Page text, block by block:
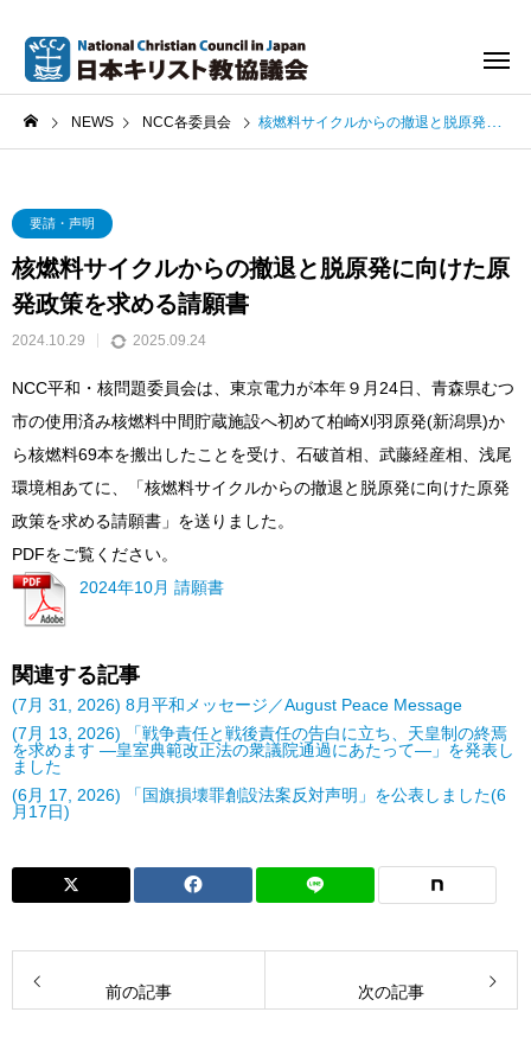
NEWS NCC各委員会 核燃料サイクルからの撤退と脱原発に向けた原発政策を求める請願書
要請・声明
核燃料サイクルからの撤退と脱原発に向けた原
発政策を求める請願書
2024.10.29 2025.09.24
NCC平和・核問題委員会は、東京電力が本年９月24日、青森県むつ
市の使用済み核燃料中間貯蔵施設へ初めて柏崎刈羽原発(新潟県)か
ら核燃料69本を搬出したことを受け、石破首相、武藤経産相、浅尾
環境相あてに、「核燃料サイクルからの撤退と脱原発に向けた原発
政策を求める請願書」を送りました。
PDFをご覧ください。
2024年10月 請願書
関連する記事
(7月 31, 2026) 8月平和メッセージ／August Peace Message
(7月 13, 2026) 「戦争責任と戦後責任の告白に立ち、天皇制の終焉
を求めます ―皇室典範改正法の衆議院通過にあたって―」を発表し
ました
(6月 17, 2026) 「国旗損壊罪創設法案反対声明」を公表しました(6
月17日)
前の記事 次の記事